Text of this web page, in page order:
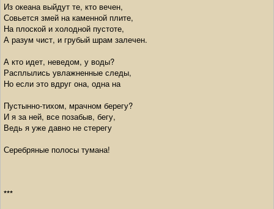
Из океана выйдут те, кто вечен,
Совьется змей на каменной плите,
На плоской и холодной пустоте,
А разум чист, и грубый шрам залечен.
А кто идет, неведом, у воды?
Расплылись увлажненные следы,
Но если это вдруг она, одна на
Пустынно-тихом, мрачном берегу?
И я за ней, все позабыв, бегу,
Ведь я уже давно не стерегу
Серебряные полосы тумана!
***